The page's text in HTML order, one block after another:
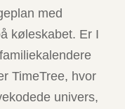
med
køleskabet. Er I
TimeTree, hvor
univers,